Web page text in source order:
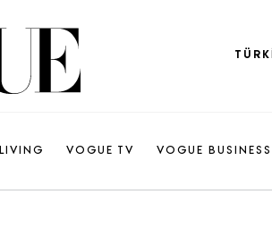
LIVING VOGUE TV VOGUE BUSINESS